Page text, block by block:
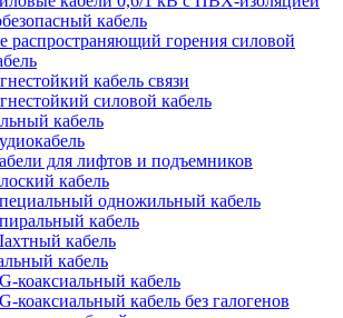
кабель
распространяющий горения силовой
кабель связи
силовой кабель
кабель
для лифтов и подъемников
кабель
одножильный кабель
кабель
кабель
кабель
коаксиальный кабель
коаксиальный кабель без галогенов